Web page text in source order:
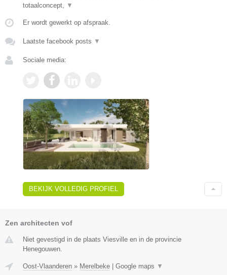
totaalconcept,
▼
Er wordt gewerkt op afspraak.
Laatste facebook posts ▼
Sociale media:
BEKIJK VOLLEDIG PROFIEL
Zen architecten vof
Niet gevestigd in de plaats Viesville en in de provincie
Henegouwen.
Oost-Vlaanderen » Merelbeke Google maps ▼